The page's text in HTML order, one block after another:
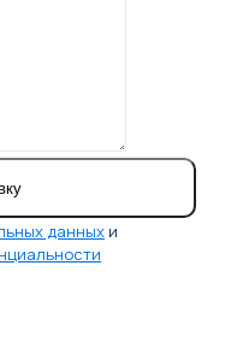
данных и